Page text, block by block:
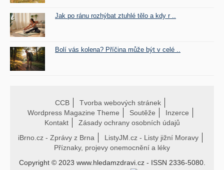
Jak po ránu rozhýbat ztuhlé tělo a kdy r ..
Bolí vás kolena? Příčina může být v celé ..
CCB
Tvorba webových stránek
Wordpress Magazine Theme
Soutěže
Inzerce
Kontakt
Zásady ochrany osobních údajů
iBrno.cz - Zprávy z Brna
ListyJM.cz - Listy jižní Moravy
Příznaky, projevy onemocnění a léky
Copyright © 2023 www.hledamzdravi.cz - ISSN 2336-5080.